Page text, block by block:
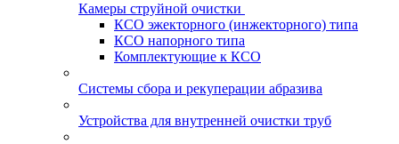
Камеры струйной очистки
КСО эжекторного (инжекторного) типа
КСО напорного типа
Комплектующие к КСО
Системы сбора и рекуперации абразива
Устройства для внутренней очистки труб